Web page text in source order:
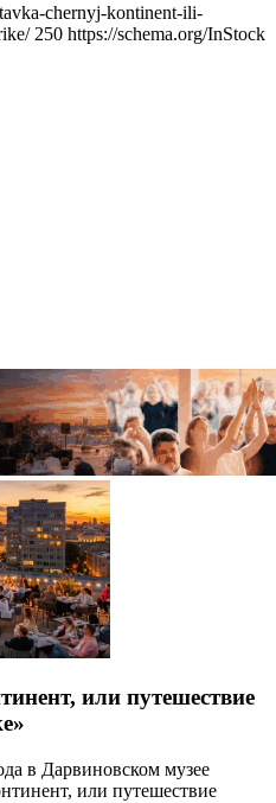
chernyj-kontinent-ili-
250 https://schema.org/InStock
или путешествие
в Дарвиновском музее
или путешествие